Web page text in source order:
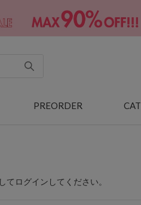
PREORDER
てログインしてください。